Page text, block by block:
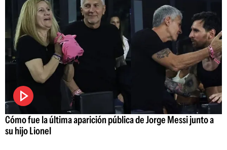
Cómo fue la última aparición pública de Jorge Messi junto a
su hijo Lionel